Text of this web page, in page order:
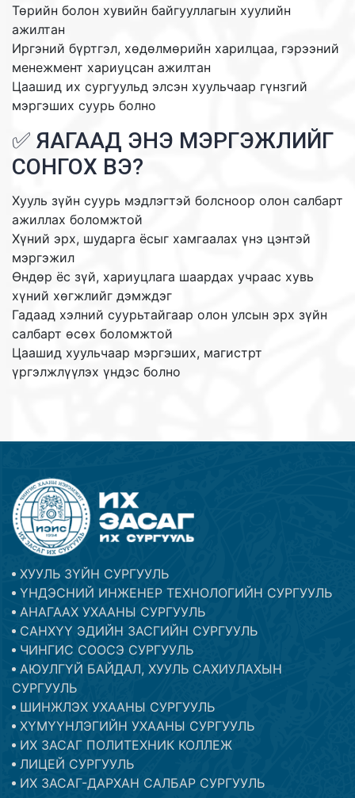
Төрийн болон хувийн байгууллагын хуулийн
ажилтан
Иргэний бүртгэл, хөдөлмөрийн харилцаа, гэрээний
менежмент хариуцсан ажилтан
Цаашид их сургуульд элсэн хуульчаар гүнзгий
мэргэших суурь болно
✅ ЯАГААД ЭНЭ МЭРГЭЖЛИЙГ
СОНГОХ ВЭ?
Хууль зүйн суурь мэдлэгтэй болсноор олон салбарт
ажиллах боломжтой
Хүний эрх, шударга ёсыг хамгаалах үнэ цэнтэй
мэргэжил
Өндөр ёс зүй, хариуцлага шаардах учраас хувь
хүний хөгжлийг дэмждэг
Гадаад хэлний суурьтайгаар олон улсын эрх зүйн
салбарт өсөх боломжтой
Цаашид хуульчаар мэргэших, магистрт
үргэлжлүүлэх үндэс болно
ХУУЛЬ ЗҮЙН СУРГУУЛЬ
ҮНДЭСНИЙ ИНЖЕНЕР ТЕХНОЛОГИЙН СУРГУУЛЬ
АНАГААХ УХААНЫ СУРГУУЛЬ
САНХҮҮ ЭДИЙН ЗАСГИЙН СУРГУУЛЬ
ЧИНГИС СООСЭ СУРГУУЛЬ
АЮУЛГҮЙ БАЙДАЛ, ХУУЛЬ САХИУЛАХЫН
СУРГУУЛЬ
ШИНЖЛЭХ УХААНЫ СУРГУУЛЬ
ХҮМҮҮНЛЭГИЙН УХААНЫ СУРГУУЛЬ
ИХ ЗАСАГ ПОЛИТЕХНИК КОЛЛЕЖ
ЛИЦЕЙ СУРГУУЛЬ
ИХ ЗАСАГ-ДАРХАН САЛБАР СУРГУУЛЬ